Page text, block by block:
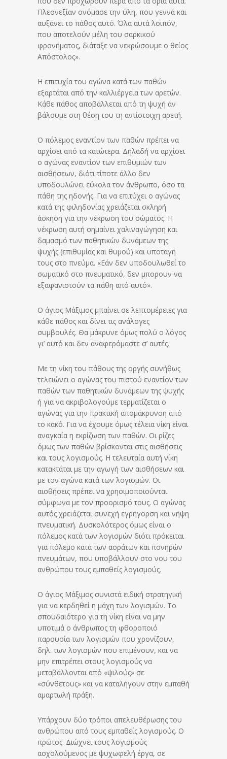
Πλεονεξίαν ονόμασε την ύλη, που γεννά και
αυξάνει το πάθος αυτό. Όλα αυτά λοιπόν,
που αποτελούν μέλη του σαρκικού
φρονήματος, διάταξε να νεκρώσουμε ο θείος
Απόστολος».
Η επιτυχία του αγώνα κατά των παθών
εξαρτάται από την καλλιέργεια των αρετών.
Κάθε πάθος αποβάλλεται από τη ψυχή άν
βάλουμε στη θέση του τη αντίστοιχη αρετή.
Ο πόλεμος εναντίον των παθών πρέπει να
αρχίσει από τα κατώτερα. Δηλαδή να αρχίσει
ο αγώνας εναντίον των επιθυμιών των
αισθήσεων, διότι τίποτε άλλο δεν
υποδουλώνει εύκολα τον άνθρωπο, όσο τα
πάθη της ηδονής. Για να επιτύχει ο αγώνας
κατά της φιληδονίας χρειάζεται σκληρή
άσκηση για την νέκρωση του σώματος. Η
νέκρωση αυτή σημαίνει χαλιναγώγηση και
δαμασμό των παθητικών δυνάμεων της
ψυχής (επιθυμίας και θυμού) και υποταγή
τους στο πνεύμα. «Εάν δεν υποδουλωθεί το
σωματικό στο πνευματικό, δεν μπορουν να
εξαφανιστούν τα πάθη από αυτό».
Ο άγιος Μάξιμος μπαίνει σε λεπτομέρειες για
κάθε πάθος και δίνει τις ανάλογες
συμβουλές. Θα μάκρυνε όμως πολύ ο λόγος
γι’ αυτό και δεν αναφερόμαστε σ’ αυτές.
Με τη νίκη του πάθους της οργής συνήθως
τελειώνει ο αγώνας του πιστού εναντίον των
παθών των παθητικών δυνάμεων της ψυχής
ή για να ακριβολογούμε τερματίζεται ο
αγώνας για την πρακτική απομάκρυνση από
το κακό. Για να έχουμε όμως τέλεια νίκη είναι
αναγκαία η εκρίζωση των παθών. Οι ρίζες
όμως των παθών βρίσκονται στις αισθήσεις
και τους λογισμούς. Η τελευταία αυτή νίκη
κατακτάται με την αγωγή των αισθήσεων και
με τον αγώνα κατά των λογισμών. Οι
αισθήσεις πρέπει να χρησιμοποιούνται
σύμφωνα με τον προορισμό τους. Ο αγώνας
αυτός χρειάζεται συνεχή εγρήγορση και νήψη
πνευματική. Δυσκολότερος όμως είναι ο
πόλεμος κατά των λογισμών διότι πρόκειται
για πόλεμο κατά των αοράτων και πονηρών
πνευμάτων, που υποβάλλουν στο νου του
ανθρώπου τους εμπαθείς λογισμούς.
Ο άγιος Μάξιμος συνιστά ειδική στρατηγική
για να κερδηθεί η μάχη των λογισμών. Το
σπουδαιότερο για τη νίκη είναι να μην
υποτιμά ο άνθρωπος τη φθοροποιό
παρουσία των λογισμών που χρονίζουν,
δηλ. των λογισμών που επιμένουν, και να
μην επιτρέπει στους λογισμούς να
μεταβάλλονται από «ψιλούς» σε
«σύνθετους» και να καταλήγουν στην εμπαθή
αμαρτωλή πράξη.
Υπάρχουν δύο τρόποι απελευθέρωσης του
ανθρώπου από τους εμπαθείς λογισμούς. Ο
πρώτος. Διώχνει τους λογισμούς
ασχολούμενος με ψυχωφελή έργα, σε